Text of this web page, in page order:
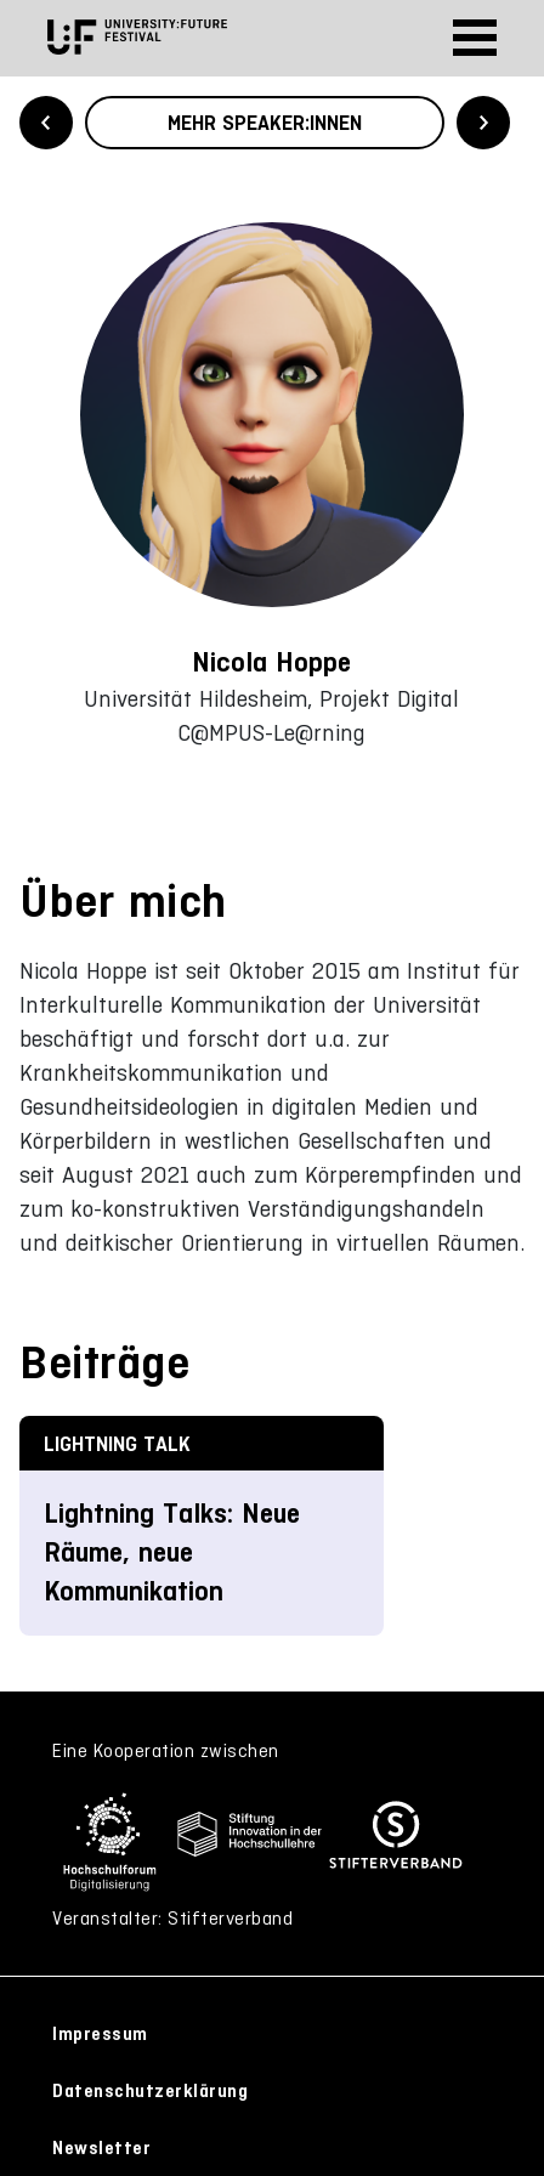
MEHR SPEAKER:INNEN
Nicola Hoppe
Universität Hildesheim, Projekt Digital
C@MPUS-Le@rning
Über mich
Nicola Hoppe ist seit Oktober 2015 am Institut für
Interkulturelle Kommunikation der Universität
beschäftigt und forscht dort u.a. zur
Krankheitskommunikation und
Gesundheitsideologien in digitalen Medien und
Körperbildern in westlichen Gesellschaften und
seit August 2021 auch zum Körperempfinden und
zum ko-konstruktiven Verständigungshandeln
und deitkischer Orientierung in virtuellen Räumen.
Beiträge
LIGHTNING TALK
Lightning Talks: Neue
Räume, neue
Kommunikation
Eine Kooperation zwischen
Veranstalter: Stifterverband
Impressum
Datenschutzerklärung
Newsletter